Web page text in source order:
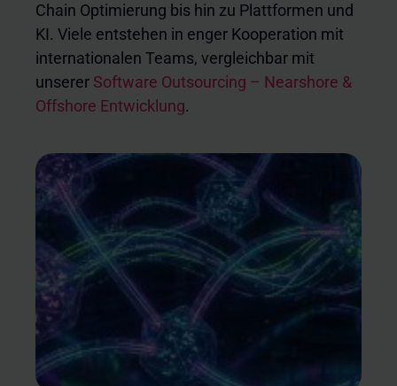
Chain Optimierung bis hin zu Plattformen und
KI. Viele entstehen in enger Kooperation mit
internationalen Teams, vergleichbar mit
unserer Software Outsourcing – Nearshore &
Offshore Entwicklung.